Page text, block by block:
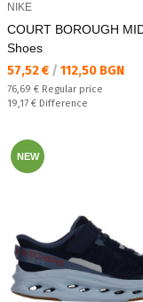
NIKE
COURT BOROUGH
Shoes
Текуща цена:
57,52 € / 112,50 BGN
Regular price:
76,69 € Regular price
Спестявате:
19,17 € Difference
NEW